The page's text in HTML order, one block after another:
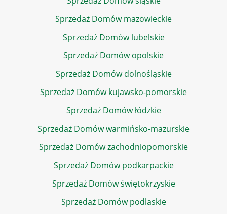
Sprzedaż Domów mazowieckie
Sprzedaż Domów lubelskie
Sprzedaż Domów opolskie
Sprzedaż Domów dolnośląskie
Sprzedaż Domów kujawsko-pomorskie
Sprzedaż Domów łódzkie
Sprzedaż Domów warmińsko-mazurskie
Sprzedaż Domów zachodniopomorskie
Sprzedaż Domów podkarpackie
Sprzedaż Domów świętokrzyskie
Sprzedaż Domów podlaskie